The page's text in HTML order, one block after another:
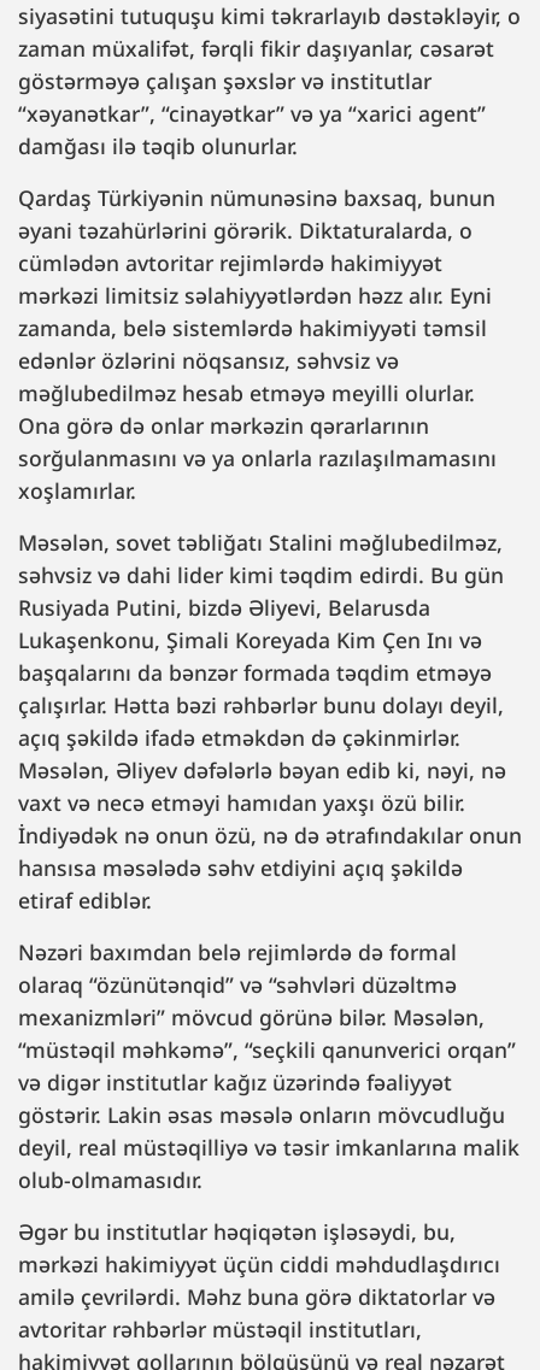
siyasətini tutuquşu kimi təkrarlayıb dəstəkləyir, o
zaman müxalifət, fərqli fikir daşıyanlar, cəsarət
göstərməyə çalışan şəxslər və institutlar
“xəyanətkar”, “cinayətkar” və ya “xarici agent”
damğası ilə təqib olunurlar.
Qardaş Türkiyənin nümunəsinə baxsaq, bunun
əyani təzahürlərini görərik. Diktaturalarda, o
cümlədən avtoritar rejimlərdə hakimiyyət
mərkəzi limitsiz səlahiyyətlərdən həzz alır. Eyni
zamanda, belə sistemlərdə hakimiyyəti təmsil
edənlər özlərini nöqsansız, səhvsiz və
məğlubedilməz hesab etməyə meyilli olurlar.
Ona görə də onlar mərkəzin qərarlarının
sorğulanmasını və ya onlarla razılaşılmamasını
xoşlamırlar.
Məsələn, sovet təbliğatı Stalini məğlubedilməz,
səhvsiz və dahi lider kimi təqdim edirdi. Bu gün
Rusiyada Putini, bizdə Əliyevi, Belarusda
Lukaşenkonu, Şimali Koreyada Kim Çen Inı və
başqalarını da bənzər formada təqdim etməyə
çalışırlar. Hətta bəzi rəhbərlər bunu dolayı deyil,
açıq şəkildə ifadə etməkdən də çəkinmirlər.
Məsələn, Əliyev dəfələrlə bəyan edib ki, nəyi, nə
vaxt və necə etməyi hamıdan yaxşı özü bilir.
İndiyədək nə onun özü, nə də ətrafındakılar onun
hansısa məsələdə səhv etdiyini açıq şəkildə
etiraf ediblər.
Nəzəri baxımdan belə rejimlərdə də formal
olaraq “özünütənqid” və “səhvləri düzəltmə
mexanizmləri” mövcud görünə bilər. Məsələn,
“müstəqil məhkəmə”, “seçkili qanunverici orqan”
və digər institutlar kağız üzərində fəaliyyət
göstərir. Lakin əsas məsələ onların mövcudluğu
deyil, real müstəqilliyə və təsir imkanlarına malik
olub-olmamasıdır.
Əgər bu institutlar həqiqətən işləsəydi, bu,
mərkəzi hakimiyyət üçün ciddi məhdudlaşdırıcı
amilə çevrilərdi. Məhz buna görə diktatorlar və
avtoritar rəhbərlər müstəqil institutları,
hakimiyyət qollarının bölgüsünü və real nəzarət